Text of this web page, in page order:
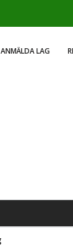
ANMÄLDA LAG